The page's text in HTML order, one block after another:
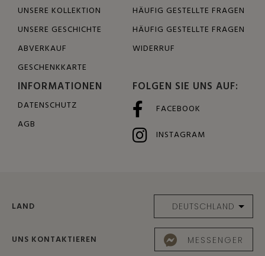
UNSERE KOLLEKTION
UNSERE GESCHICHTE
ABVERKAUF
GESCHENKKARTE
HÄUFIG GESTELLTE FRAGEN
HÄUFIG GESTELLTE FRAGEN
WIDERRUF
INFORMATIONEN
DATENSCHUTZ
AGB
FOLGEN SIE UNS AUF:
FACEBOOK
INSTAGRAM
LAND
UNS KONTAKTIEREN MESSENGER